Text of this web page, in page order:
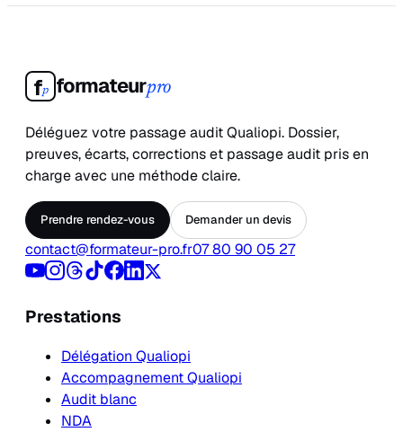
fp formateurpro
Déléguez votre passage audit Qualiopi. Dossier,
preuves, écarts, corrections et passage audit pris en
charge avec une méthode claire.
Prendre rendez-vous Demander un devis
contact@formateur-pro.fr07 80 90 05 27
Prestations
Délégation Qualiopi
Accompagnement Qualiopi
Audit blanc
NDA